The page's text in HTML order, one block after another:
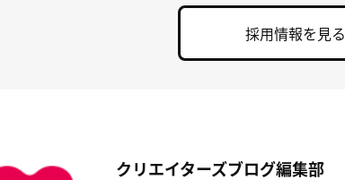
採用情報を見る
クリエイターズブログ編集部